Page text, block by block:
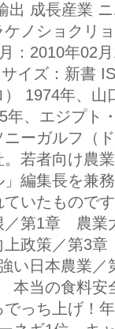
出 成長産業
ノショクリ
：2010年02
イズ：新書
） 1974年、
年、エジプト
ーガルフ（
若者向け農
編集長を兼
いたもので
／第1章 農
上政策／第3
い日本農業
本当の食料安
っち上げ！